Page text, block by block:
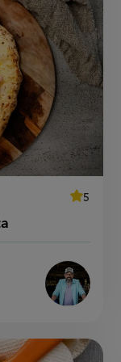
average
5
burrata'